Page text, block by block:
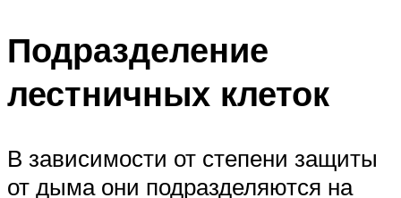
Подразделение
лестничных клеток
В зависимости от степени защиты
от дыма они подразделяются на